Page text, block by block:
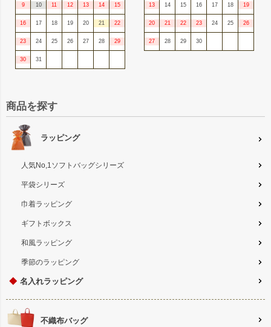
9 10 11 12 13 14 15
16 17 18 19 20 21 22
23 24 25 26 27 28 29
30 31
13 14 15 16 17 18 19
20 21 22 23 24 25 26
27 28 29 30
商品を探す
ラッピング
人気No,1ソフトバッグシリーズ
平袋シリーズ
巾着ラッピング
ギフトボックス
和風ラッピング
季節のラッピング
◆ 名入れラッピング
不織布バッグ